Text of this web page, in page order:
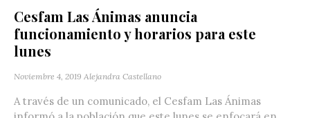
Cesfam Las Ánimas anuncia
funcionamiento y horarios para este
lunes
Noviembre 4, 2019 Alejandra Castellano
A través de un comunicado, el Cesfam Las Ánimas